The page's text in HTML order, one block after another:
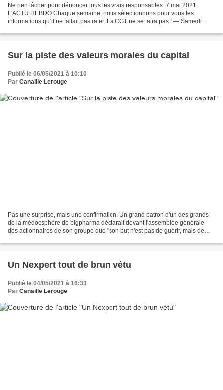
Ne rien lâcher pour dénoncer tous les vrais responsables. 7 mai 2021
L'ACTU HEBDO Chaque semaine, nous sélectionnons pour vous les
informations qu’il ne fallait pas rater. La CGT ne se taira pas ! ― Samedi
Sur la piste des valeurs morales du capital
Publié le 06/05/2021 à 10:10
Par Canaille Lerouge
Pas une surprise, mais une confirmation. Un grand patron d'un des grands
de la médocsphère de bigpharma déclarait devant l'assemblée générale
des actionnaires de son groupe que "son but n'est pas de guérir, mais de
Un Nexpert tout de brun vétu
Publié le 04/05/2021 à 16:33
Par Canaille Lerouge